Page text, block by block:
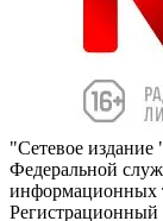
"Сетевое
Федеральной
информационных